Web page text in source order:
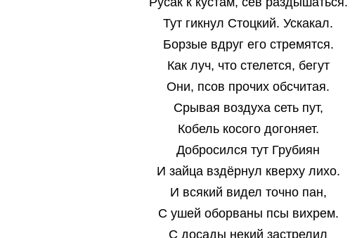
Тут гикнул Стоцкий. Ускакал.
Борзые вдруг его стремятся.
Как луч, что стелется, бегут
Они, псов прочих обсчитая.
Срывая воздуха сеть пут,
Кобель косого догоняет.
Добросился тут Грубиян
И зайца вздёрнул кверху лихо.
И всякий видел точно пан,
С ушей оборваны псы вихрем.
С досады некий застрелил